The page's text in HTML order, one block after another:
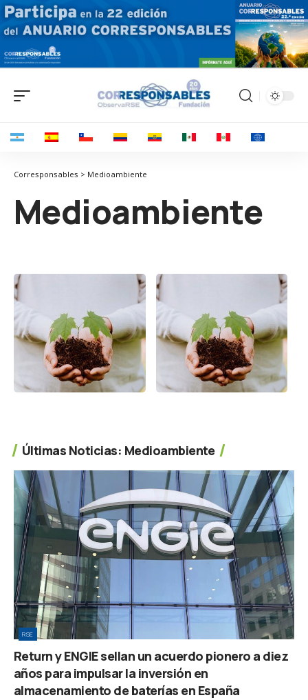
Corresponsables > Medioambiente
Medioambiente
Últimas Noticias: Medioambiente
RSE
Return y ENGIE sellan un acuerdo pionero a diez
años para impulsar la inversión en
almacenamiento de baterías en España